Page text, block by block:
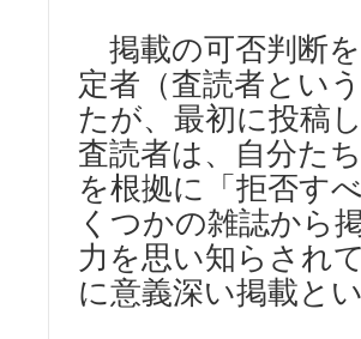
掲載の可否判断
定者（査読者とい
たが、最初に投稿
査読者は、自分た
を根拠に「拒否す
くつかの雑誌から
力を思い知らされ
に意義深い掲載とい